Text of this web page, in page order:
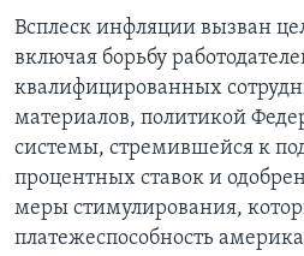
Всплеск инфляции вызван
включая борьбу
квалифицированных
материалов, политикой
системы, стремившейся к
процентных ставок и
меры стимулирования,
платежеспособность